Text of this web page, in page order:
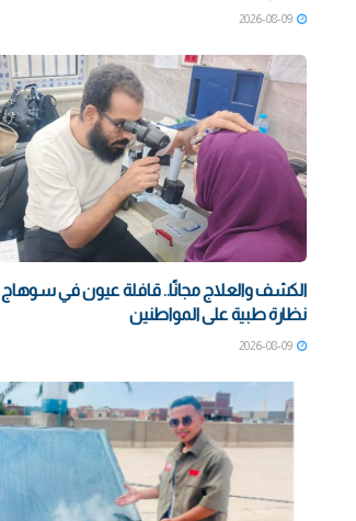
2026-08-09
نظارة طبية على المواطنين
2026-08-09